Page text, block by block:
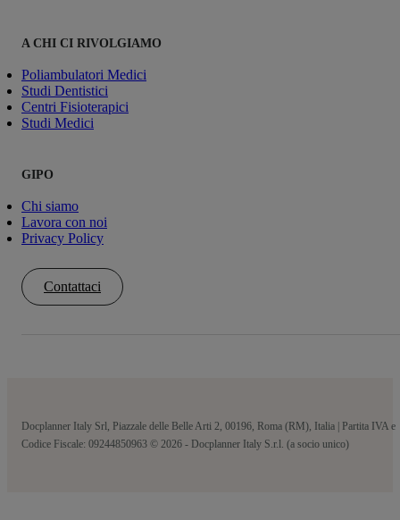
A CHI CI RIVOLGIAMO
Poliambulatori Medici
Studi Dentistici
Centri Fisioterapici
Studi Medici
GIPO
Chi siamo
Lavora con noi
Privacy Policy
Contattaci
Docplanner Italy Srl, Piazzale delle Belle Arti 2, 00196, Roma (RM), Italia | Partita IVA e
Codice Fiscale: 09244850963 © 2026 - Docplanner Italy S.r.l. (a socio unico)